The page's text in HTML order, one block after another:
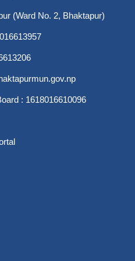
(Ward No. 2, Bhaktapur)
: 1618016610096